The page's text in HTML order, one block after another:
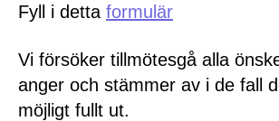
Fyll i detta formulär
Vi försöker tillmötesgå alla
anger och stämmer av i de fall
möjligt fullt ut.